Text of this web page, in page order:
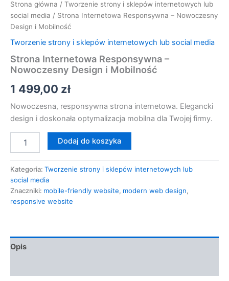
Strona główna / Tworzenie strony i sklepów internetowych lub
social media / Strona Internetowa Responsywna – Nowoczesny
Design i Mobilność
Tworzenie strony i sklepów internetowych lub social media
Strona Internetowa Responsywna –
Nowoczesny Design i Mobilność
1 499,00 zł
Nowoczesna, responsywna strona internetowa. Elegancki
design i doskonała optymalizacja mobilna dla Twojej firmy.
Dodaj do koszyka
Kategoria: Tworzenie strony i sklepów internetowych lub
social media
Znaczniki: mobile-friendly website, modern web design,
responsive website
Opis